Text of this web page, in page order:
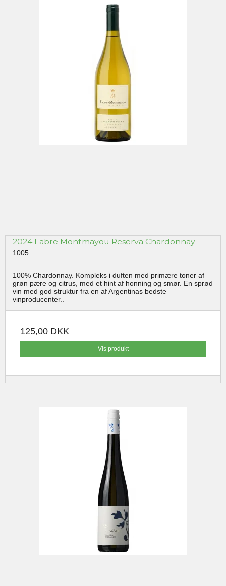
2024 Fabre Montmayou Reserva Chardonnay
1005
100% Chardonnay. Kompleks i duften med primære toner af
grøn pære og citrus, med et hint af honning og smør. En sprød
vin med god struktur fra en af Argentinas bedste
vinproducenter..
125,00 DKK
Vis produkt